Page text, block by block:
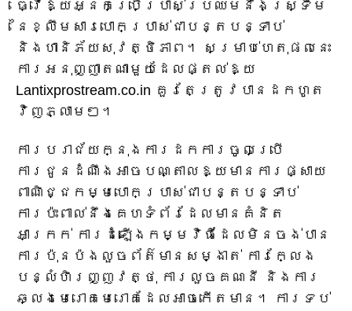
ធ្វើឱ្យអ្នកប្រើប្រាស់ប្រឈមនឹងស្ទ្រីម
នៃខ្លឹមសារបោកប្រាស់ជាបន្តបន្ទាប់
និងហានិភ័យសុវត្ថិភាព។ សម្រាប់ហេតុផលនេះ
ការអនុញ្ញាតណាមួយដែលផ្តល់ឱ្យ
Lantixprostream.co.in គួរតែត្រូវបានដកហូត
វិញភ្លាមៗ។
ការបរាជ័យក្នុងការដកការចូលប្រើ
ការជូនដំណឹងអាចបណ្តាលឱ្យមានការផ្សាយ
ពាណិជ្ជកម្មបោកប្រាស់ជាបន្តបន្ទាប់
ការប៉ះពាល់នឹងគេហទំព័រដែលមានគំនិត
អាក្រក់ ការដំឡើងកម្មវិធីដែលមិនចង់បាន
ការប៉ុនប៉ងលួចព័ត៌មានសម្ងាត់ ការក្លែង
បន្លំហិរញ្ញវត្ថុ ការលួចគណនី និងការ
ឆ្លងមេរោគមេរោគដែលអាចកើតមាន។ ការទប់